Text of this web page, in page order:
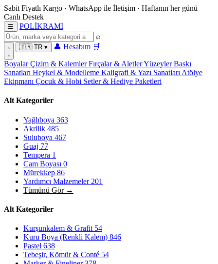
Sabit Fiyatlı Kargo · WhatsApp ile İletişim · Haftanın her günü
Canlı Destek
☰ POLİKRAMI
⌕
🇹🇷 TR ▾ 👤 Hesabım 🛒
BoyalarÇizim & KalemlerFırçalar & AletlerYüzeylerBaskı
Sanatları Heykel & Modelleme Kaligrafi & Yazı Sanatları Atölye
Ekipmanı Çocuk & Hobi Setler & Hediye Paketleri
Alt Kategoriler
Yağlıboya 363
Akrilik 485
Suluboya 467
Guaj 77
Tempera 1
Cam Boyası 0
Mürekkep 86
Yardımcı Malzemeler 201
Tümünü Gör →
Alt Kategoriler
Kurşunkalem & Grafit 54
Kuru Boya (Renkli Kalem) 846
Pastel 638
Tebeşir, Kömür & Conté 54